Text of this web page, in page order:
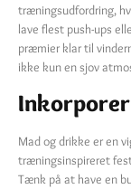
træningsudfordring,
lave flest push-ups
præmier klar til
ikke kun en sjov
Inkorporer
Mad og drikke er en
træningsinspireret
Tænk på at have en